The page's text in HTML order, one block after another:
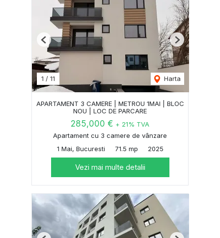
1 / 11 Harta
Previous Next
APARTAMENT 3 CAMERE | METROU 1MAI | BLOC
NOU | LOC DE PARCARE
285,000 € + 21% TVA
Apartament cu 3 camere de vânzare
1 Mai, Bucuresti
71.5 mp 2025
Vezi mai multe detalii